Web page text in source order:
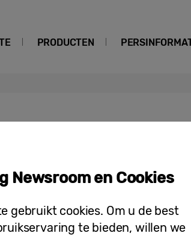
PRODUCTEN
onthult eerste
2018
Newsroom en Cookies
gebruikt cookies. Om u de best
te bieden, willen we